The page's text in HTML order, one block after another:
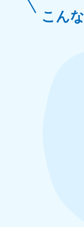
こん